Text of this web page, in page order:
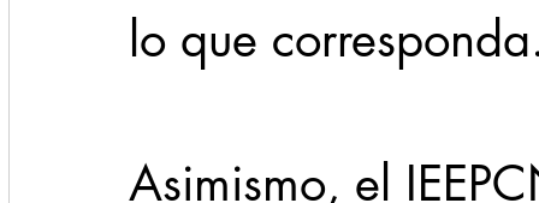
lo que
Asimismo, el